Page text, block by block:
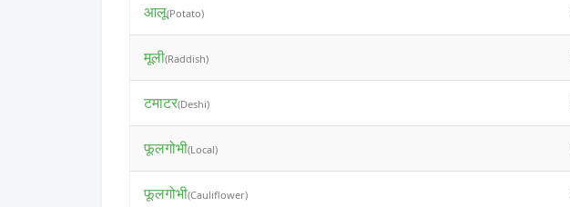
आलू(Potato)
मूली(Raddish)
टमाटर(Deshi)
फूलगोभी(Local)
फूलगोभी(Cauliflower)